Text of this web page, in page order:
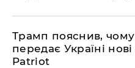
Трамп пояснив,
передає Україні
Patriot